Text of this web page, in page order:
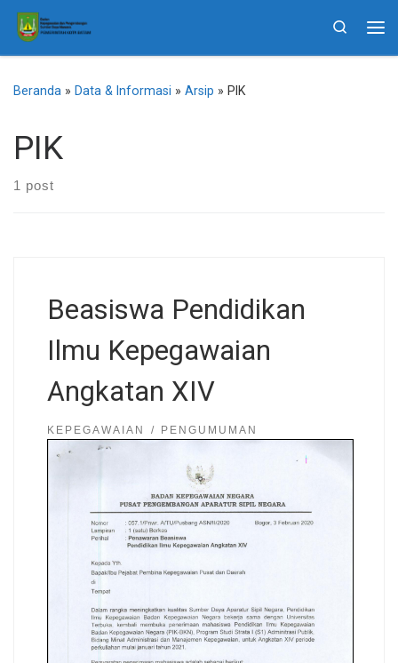
Skip to content
Search
Beranda » Data & Informasi » Arsip » PIK
PIK
1 post
Beasiswa Pendidikan
Ilmu Kepegawaian
Angkatan XIV
KEPEGAWAIAN PENGUMUMAN